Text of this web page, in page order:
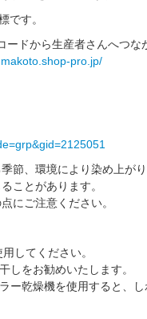
です。
ードから生産者さんへつな
pro.jp/
節、環境により染め上が
ことがあります。
にご注意ください。
してください。
しをお勧めいたします。
ー乾燥機を使用すると、